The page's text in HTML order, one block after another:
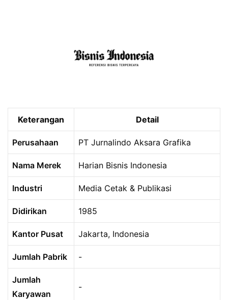
Keterangan Detail
Perusahaan PT Jurnalindo Aksara Grafika
Nama Merek Harian Bisnis Indonesia
Industri Media Cetak & Publikasi
Didirikan 1985
Kantor Pusat Jakarta, Indonesia
Jumlah Pabrik -
Jumlah
Karyawan
-